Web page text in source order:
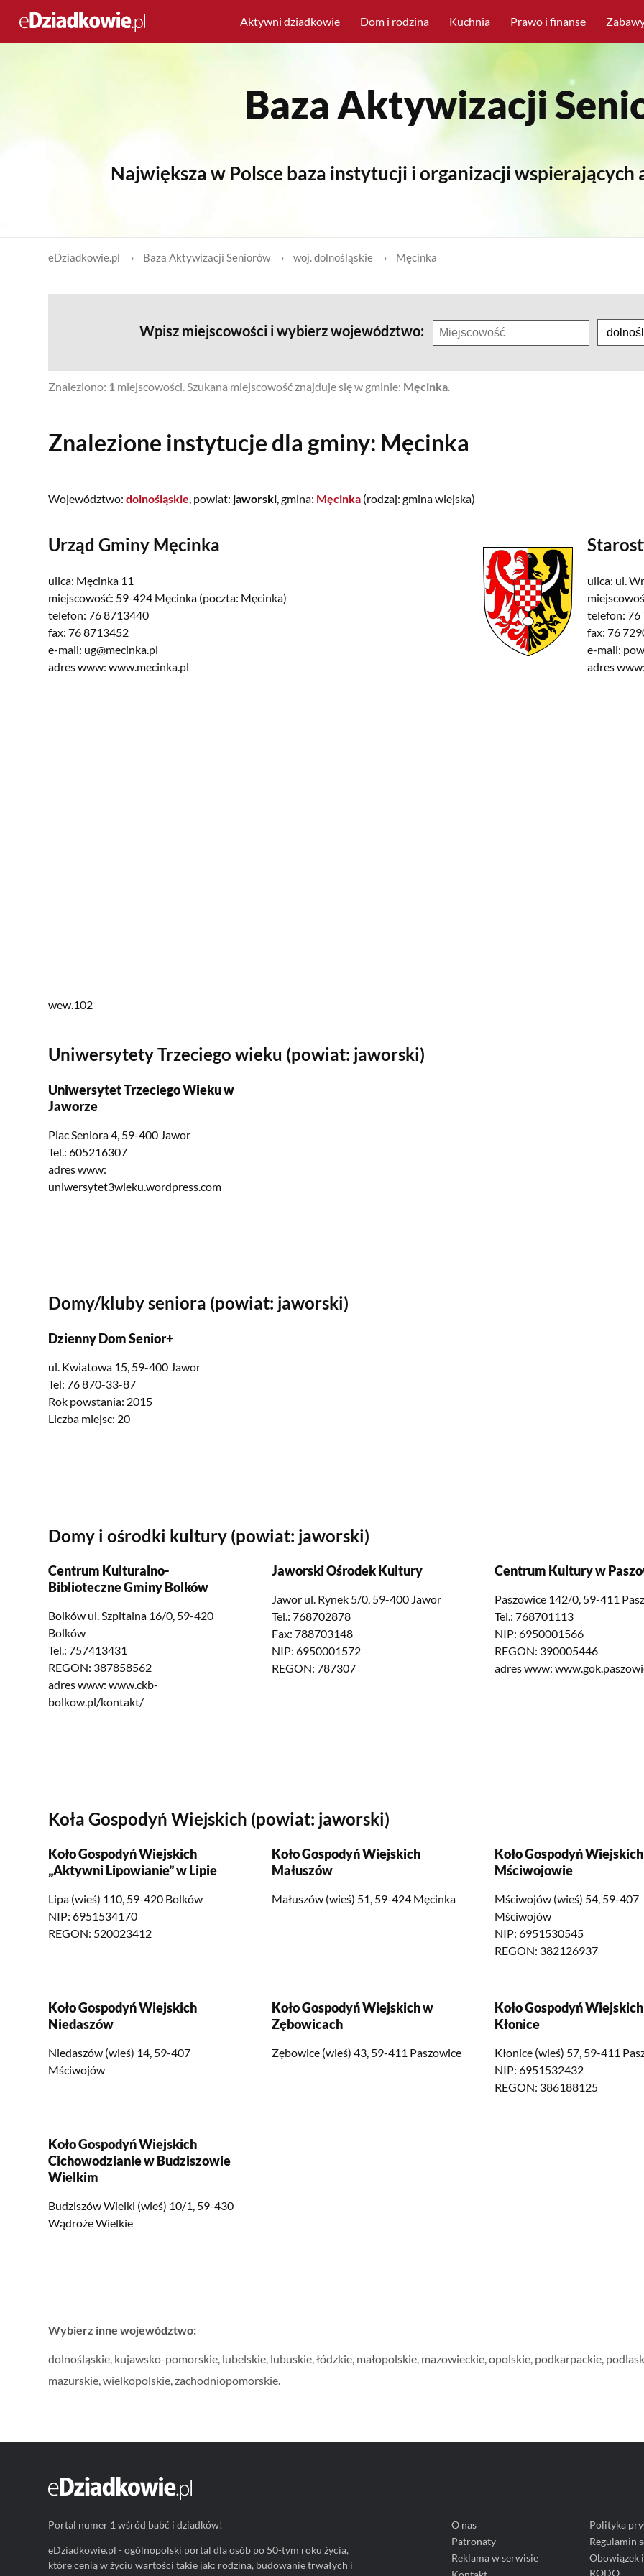
Aktywni dziadkowie Dom i rodzina Kuchnia Prawo i finanse
Baza Aktywizacji
Największa w Polsce baza instytucji i organizacji wspierających
eDziadkowie.pl Baza Aktywizacji Seniorów woj. dolnośląskie Męcinka
Wpisz miejscowości i wybierz województwo:
Znaleziono: 1 miejscowości. Szukana miejscowość znajduje się w gminie: Męcinka.
Znalezione instytucje dla gminy: Męcinka
Województwo: dolnośląskie , powiat: jaworski , gmina: Męcinka (rodzaj: gmina wiejska)
Urząd Gminy Męcinka
ulica: Męcinka 11
miejscowość: 59-424 Męcinka (poczta: Męcinka)
telefon: 76 8713440
fax: 76 8713452
e-mail: ug@mecinka.pl
adres www: www.mecinka.pl
ulica: ul.
telefon: 76
fax: 76
e-mail:
adres www:
wew.102
Uniwersytety Trzeciego wieku (powiat: jaworski)
Uniwersytet Trzeciego Wieku w
Jaworze
Plac Seniora 4, 59-400 Jawor
Tel.: 605216307
adres www:
uniwersytet3wieku.wordpress.com
Domy/kluby seniora (powiat: jaworski)
Dzienny Dom Senior+
ul. Kwiatowa 15, 59-400 Jawor
Tel: 76 870-33-87
Rok powstania: 2015
Liczba miejsc: 20
Domy i ośrodki kultury (powiat: jaworski)
Centrum Kulturalno-
Biblioteczne Gminy Bolków
Bolków ul. Szpitalna 16/0, 59-420
Bolków
Tel.: 757413431
REGON: 387858562
adres www: www.ckb-
bolkow.pl/kontakt/
Jaworski Ośrodek Kultury
Jawor ul. Rynek 5/0, 59-400 Jawor
Tel.: 768702878
Fax: 788703148
NIP: 6950001572
REGON: 787307
Centrum Kultury w
Paszowice 142/0, 59-411
Tel.: 768701113
NIP: 6950001566
REGON: 390005446
adres www:
Koła Gospodyń Wiejskich (powiat: jaworski)
Koło Gospodyń Wiejskich
„Aktywni Lipowianie” w Lipie
Lipa (wieś) 110, 59-420 Bolków
NIP: 6951534170
REGON: 520023412
Koło Gospodyń Wiejskich
Małuszów
Małuszów (wieś) 51, 59-424 Męcinka
Koło Gospodyń
Mściwojowie
Mściwojów (wieś) 54, 59-407
Mściwojów
NIP: 6951530545
REGON: 382126937
Koło Gospodyń Wiejskich
Niedaszów
Niedaszów (wieś) 14, 59-407
Mściwojów
Koło Gospodyń Wiejskich w
Zębowicach
Zębowice (wieś) 43, 59-411 Paszowice
Koło Gospodyń Wiejskich
Kłonice
Kłonice (wieś) 57, 59-411
NIP: 6951532432
REGON: 386188125
Koło Gospodyń Wiejskich
Cichowodzianie w Budziszowie
Wielkim
Budziszów Wielki (wieś) 10/1, 59-430
Wądroże Wielkie
Wybierz inne województwo:
dolnośląskie, kujawsko-pomorskie, lubelskie, lubuskie,łódzkie, małopolskie, mazowieckie,opolskie, podkarpackie,
mazurskie,wielkopolskie,zachodniopomorskie.
Portal numer 1 wśród babć i dziadków!
eDziadkowie.pl - ogólnopolski portal dla osób po 50-tym roku życia,
które cenią w życiu wartości takie jak: rodzina, budowanie trwałych i
O nas
Patronaty
Reklama w serwisie
Polityka
Regulamin
Obowiązek
RODO